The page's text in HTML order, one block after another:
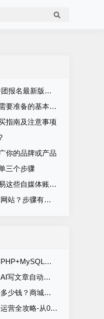
新版本源码程序
准备的基本资料
指南及注意事项
你的品牌或产品
三个步骤
体账号在哪里购买？
步骤有哪些？
堂/企业/学校多场景通用
发布系统的定制开发
小程序开发收费标准
自媒体账号网易搜索知乎百家号